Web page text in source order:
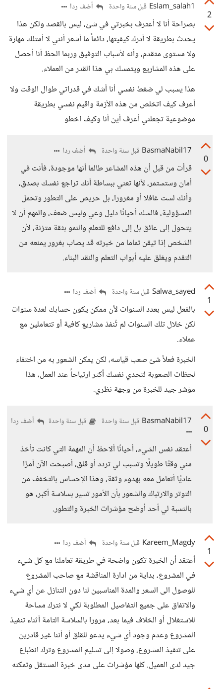
2
Eslam_salah1 قبل سنة واحدة أضف ردا
بصراحة أنا لا أعترف بخبرتي في شئ، ليس بالقصد ولكن هذا
يحدث بطريقة لا أدرك كيفيتها، دائماً ما أشعر أنني لا أمتلك مهارة
ولا مستوى متقدم، وأنه لأسباب التوفيق وربما الحظ أنا أحصل
على هذه المشاريع ويتمسك بي هذا القدر من العملاء.
هذا يسبب لي ضغط نفسي أنا أشك في قدراتي طوال الوقت ولا
أعرف كيف اتخلص من هذه الأزمة واقيم نفسي بطريقة
موضوعية تجعلني أعرف أين أنا وكيف اخطو
0
BasmaNabil17 قبل سنة واحدة أضف ردا
قرأت من قبل أن هذه المشاعر طالما أنها موجودة، فأنت في
أمان وستستمر، لأنها تعني ببساطة أنك تراجع نفسك بصدق،
وأنك لست غافلا أو مغرورا، بل حريص على التطور وتحمل
المسؤولية، فالشك أحيانًا دليل وعي وليس ضعف، والمهم أن لا
يتحول إلى عائق بل إلى دافع للتعلم والنمو بثقة متزنة، لأن
الشخص إذا تيقن تماما من خبرته قد يصاب بغرور يمنعه من
التقدم ويغلق عليه أبواب التعلم والنقد البناء.
1
Salwa_sayed قبل سنة واحدة أضف ردا
بالفعل ليس بعدد السنوات لأن ممكن يكون حسابك لعدة سنوات
لكن خلال تلك السنوات لم تُنفذ مشاريع كافية أو تتعاملين مع
عملاء.
الخبرة فعلاً شئ صعب قياسه، لكن يمكن الشعور به من اختفاء
لحظات الصعوبة لتحدي نفسك أكثر ارتياحاً عند العمل، هذا
مؤشر جيد للخبرة من وجهة نظري.
0
BasmaNabil17 قبل سنة واحدة قبل سنة واحدة أضف ردا
أعتقد نفس الشيء، أحيانًا ألاحظ أن المهمة التي كانت تأخذ
مني وقتًا طويلًا وتسبب لي تردد أو قلق، أصبحت الآن أمرًا
عاديًا أتعامل معه بهدوء وثقة، وهذا الإحساس بالتخفف من
التوتر والارتباك والشعور بأن الأمور تسير بسلاسة أكبر، هو
بالنسبة لي أحد أوضح مؤشرات الخبرة والتطور.
1
Kareem_Magdy قبل سنة واحدة أضف ردا
أعتقد أن الخبرة تكون واضحة في طريقة تعاملنا مع كل شيء
في المشروع، بداية من ادارة المناقشة مع صاحب المشروع
للوصول الى السعر والمدة المناسبين لنا دون التنازل عن أي شيء
والاتفاق على جميع التفاصيل المطلوبة لكي لا نترك مساحة
للاستغلال أو الخلاف فيما بعد، مرورا بالسلاسة التامة أثناء تنفيذ
المشروع وعدم وجود أي شيء يدعو للقلق أو أننا غير قادرين
على تنفيذ المشروع، وصولا إلى تسليم المشروع وترك انطباع
جيد لدى العميل. كلها مؤشرات على مدى خبرة المستقل وتمكنه